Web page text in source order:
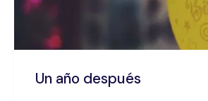
Un año después